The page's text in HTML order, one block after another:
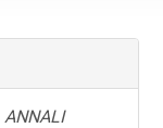
ANNALI